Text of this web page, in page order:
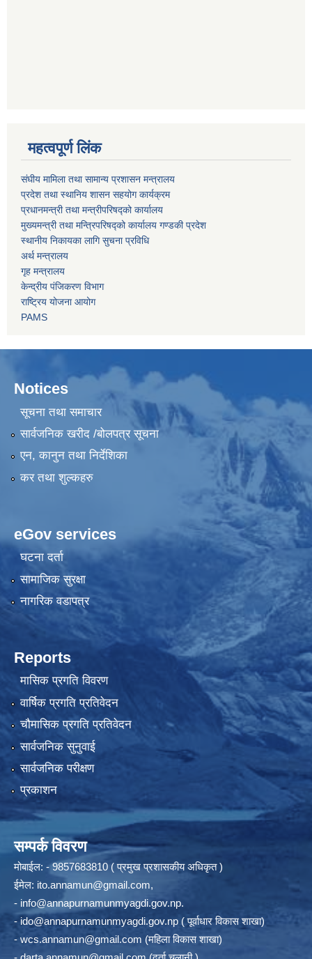
महत्वपूर्ण लिंक
संघीय मामिला तथा सामान्य प्रशासन मन्त्रालय
प्रदेश तथा स्थानिय शासन सहयोग कार्यक्रम
प्रधानमन्त्री तथा मन्त्रीपरिषद्को कार्यालय
मुख्यमन्त्री तथा मन्त्रिपरिषद्को कार्यालय गण्डकी प्रदेश
स्थानीय निकायका लागि सुचना प्रविधि
अर्थ मन्त्रालय
गृह मन्त्रालय
केन्द्रीय पंजिकरण विभाग
राष्ट्रिय योजना आयोग
PAMS
Notices
सूचना तथा समाचार
सार्वजनिक खरीद /बोलपत्र सूचना
एन, कानुन तथा निर्देशिका
कर तथा शुल्कहरु
eGov services
घटना दर्ता
सामाजिक सुरक्षा
नागरिक वडापत्र
Reports
मासिक प्रगति विवरण
वार्षिक प्रगति प्रतिवेदन
चौमासिक प्रगति प्रतिवेदन
सार्वजनिक सुनुवाई
सार्वजनिक परीक्षण
प्रकाशन
सम्पर्क विवरण
मोबाईल: - 9857683810 ( प्रमुख प्रशासकीय अधिकृत )
ईमेल: ito.annamun@gmail.com,
- info@annapurnamunmyagdi.gov.np.
- ido@annapurnamunmyagdi.gov.np ( पूर्वाधार विकास शाखा)
- wcs.annamun@gmail.com (महिला विकास शाखा)